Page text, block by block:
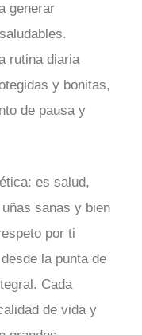
generar
rutina diaria
y bonitas,
de pausa y
es salud,
sanas y bien
por ti
la punta de
Cada
de vida y